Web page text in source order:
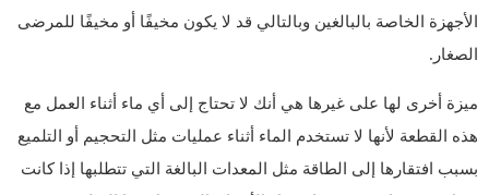
الأجهزة الخاصة بالبالغين وبالتالي قد لا يكون مخيفًا أو مخيفًا للمرضى
الصغار.
ميزة أخرى لها على غيرها هي أنك لا تحتاج إلى أي ماء أثناء العمل مع
هذه القطعة لأنها لا تستخدم الماء أثناء عمليات مثل التحجيم أو التلميع
بسبب افتقارها إلى الطاقة مثل المعدات البالغة التي تتطلبها إذا كانت